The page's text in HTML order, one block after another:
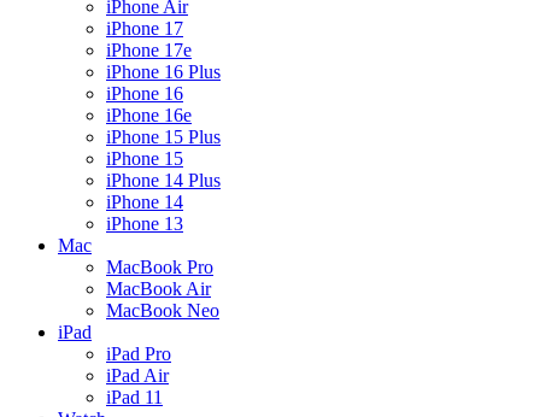
iPhone Air
iPhone 17
iPhone 17e
iPhone 16 Plus
iPhone 16
iPhone 16e
iPhone 15 Plus
iPhone 15
iPhone 14 Plus
iPhone 14
iPhone 13
Mac
MacBook Pro
MacBook Air
MacBook Neo
iPad
iPad Pro
iPad Air
iPad 11